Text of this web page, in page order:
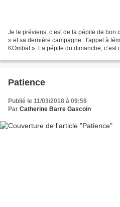
Je te préviens, c’est de la pépite de
» et sa dernière campagne : l'appel à
KOmbat ». La pépite du dimanche,
Patience
Publié le 11/03/2018 à 09:59
Par Catherine Barre Gascoin